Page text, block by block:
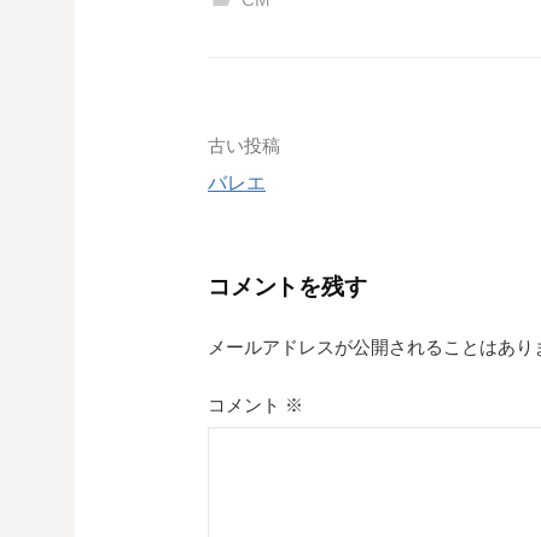
投
稿
ビ
ゲ
ー
古い投稿
バレエ
コメントを残す
メールアドレスが公開されることはあり
コメント ※